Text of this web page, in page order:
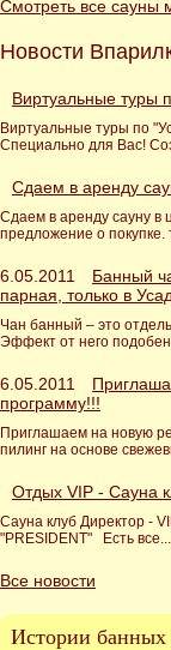
Смотреть все сауны
Новости
Виртуальные туры
Виртуальные туры по
Специально для Вас!
Сдаем в аренду
Сдаем в аренду сауну в
предложение о
6.05.2011
Банный
парная, только в
Чан банный – это
Эффект от него
6.05.2011
программу!!!
Приглашаем на новую
пилинг на основе
Отдых VIP - Сауна
Сауна клуб Директор -
"PRESIDENT" Есть все...
Все новости
Истории банных